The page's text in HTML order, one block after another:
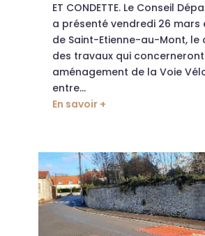
ET CONDETTE. Le Conseil
a présenté vendredi 26 mars
de Saint-Etienne-au-Mont, le
des travaux qui
aménagement de la Voie
entre...
En savoir +